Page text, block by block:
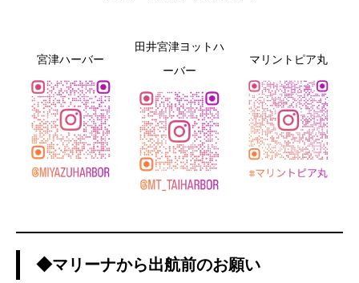
宮津ハーバー
田井宮津ヨットハ
ーバー
マリントピア丸
◆マリーナから出航前のお願い